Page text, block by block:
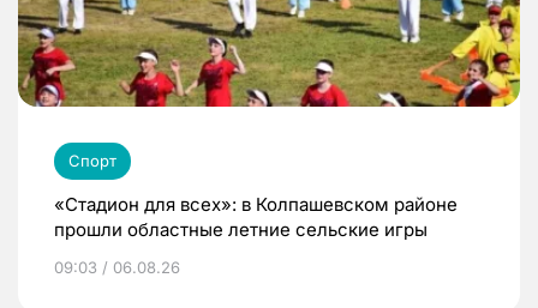
Спорт
«Стадион для всех»: в Колпашевском районе
прошли областные летние сельские игры
09:03 / 06.08.26